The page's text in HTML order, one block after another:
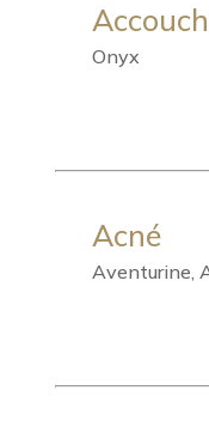
Onyx
Acné
Aventurine,